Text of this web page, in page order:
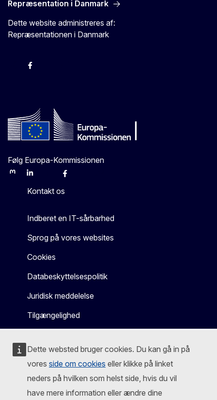
Dette websted bruger cookies. Du kan gå in på
vores side om cookies eller klikke på linket
neders på hvilken som helst side, hvis du vil
have mere information eller ændre dine
Repræsentation i Danmark
Dette website administreres af:
Repræsentationen i Danmark
Følg Europa-Kommissionen
MastodonLinkedInBlueskyFacebook
Kontakt os
Indberet en IT-sårbarhed
Sprog på vores websites
Cookies
Databeskyttelsespolitik
Juridisk meddelelse
Tilgængelighed